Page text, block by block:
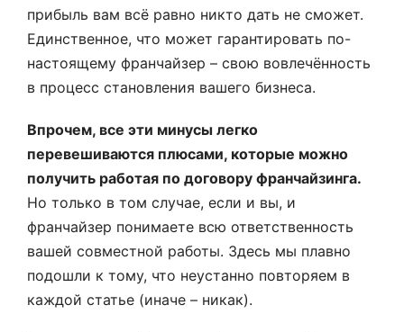
прибыль вам всё равно никто дать не сможет.
Единственное, что может гарантировать по-
настоящему франчайзер – свою вовлечённость
в процесс становления вашего бизнеса.
Впрочем, все эти минусы легко
перевешиваются плюсами, которые можно
получить работая по договору франчайзинга.
Но только в том случае, если и вы, и
франчайзер понимаете всю ответственность
вашей совместной работы. Здесь мы плавно
подошли к тому, что неустанно повторяем в
каждой статье (иначе – никак).